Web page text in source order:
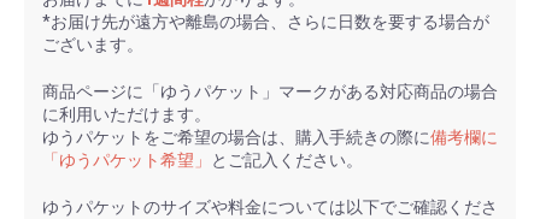
*お届け先が遠方や離島の場合、さらに日数を要する場合が
ございます。
商品ページに「ゆうパケット」マークがある対応商品の場合
に利用いただけます。
ゆうパケットをご希望の場合は、購入手続きの際に備考欄に
「ゆうパケット希望」
とご記入ください。
ゆうパケットのサイズや料金については以下でご確認くださ